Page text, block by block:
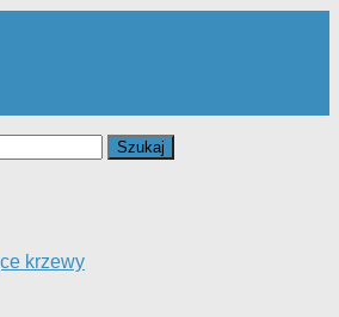
krzewy